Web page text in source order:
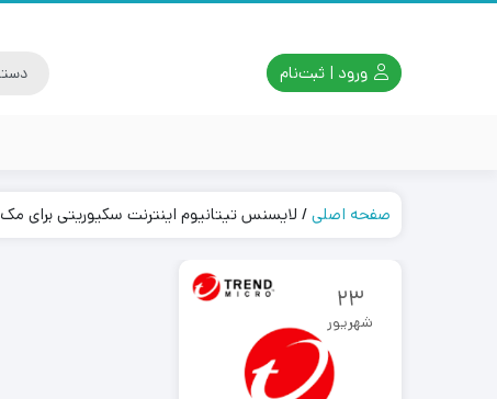
ورود | ثبت‌نام
صفحه اصلی/ لایسنس تیتانیوم اینترنت سکیوریتی برای مک
23
شهریور